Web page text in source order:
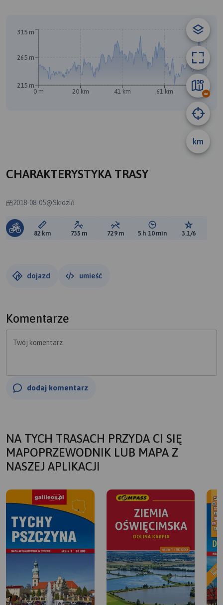
km
0 m 20 km 41 km 61 km 82 km
215 m
265 m
315 m
CHARAKTERYSTYKA TRASY
2018-08-05 Skidziń
Długość trasy:
82 km Suma przewyższeń:
735 m Suma spadków:
729 m Średni czas potrzebny
5 h 10 min Ocena
3.1/6
dojazd umieść
Komentarze
Twój komentarz
dodaj komentarz
NA TYCH TRASACH PRZYDA CI SIĘ
MAPOPRZEWODNIK LUB MAPA Z
NASZEJ APLIKACJI